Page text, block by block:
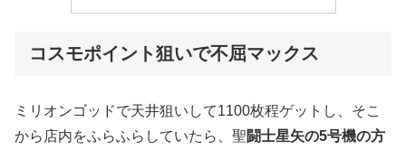
コスモポイント狙いで不屈マックス
ミリオンゴッドで天井狙いして1100枚程ゲットし、そこ
から店内をふらふらしていたら、聖闘士星矢の5号機の方